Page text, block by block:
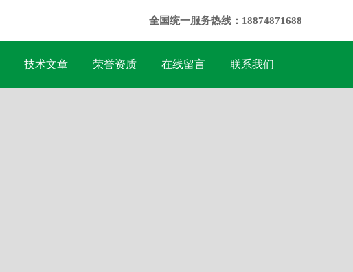
全国统一服务热线：18874871688
技术文章 荣誉资质 在线留言 联系我们